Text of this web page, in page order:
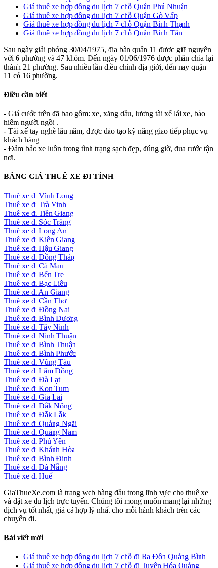
Giá thuê xe hợp đồng du lịch 7 chỗ Quận Phú Nhuận
Giá thuê xe hợp đồng du lịch 7 chỗ Quận Gò Vấp
Giá thuê xe hợp đồng du lịch 7 chỗ Quận Bình Thạnh
Giá thuê xe hợp đồng du lịch 7 chỗ Quận Bình Tân
Sau ngày giải phóng 30/04/1975, địa bàn quận 11 được giữ nguyên
với 6 phường và 47 khóm. Đến ngày 01/06/1976 được phân chia lại
thành 21 phường. Sau nhiều lần điều chỉnh địa giới, đến nay quận
11 có 16 phường.
Điều cần biết
- Giá cước trên đã bao gồm: xe, xăng dầu, lương tài xế lái xe, bảo
hiểm người ngồi .
- Tài xế tay nghề lâu năm, được đào tạo kỹ năng giao tiếp phục vụ
khách hàng.
- Đảm bảo xe luôn trong tình trạng sạch đẹp, đúng giờ, đưa rước tận
nơi.
BẢNG GIÁ THUÊ XE ĐI TỈNH
Thuê xe đi Vĩnh Long
Thuê xe đi Trà Vinh
Thuê xe đi Tiền Giang
Thuê xe đi Sóc Trăng
Thuê xe đi Long An
Thuê xe đi Kiên Giang
Thuê xe đi Hậu Giang
Thuê xe đi Đồng Tháp
Thuê xe đi Cà Mau
Thuê xe đi Bến Tre
Thuê xe đi Bạc Liêu
Thuê xe đi An Giang
Thuê xe đi Cần Thơ
Thuê xe đi Đồng Nai
Thuê xe đi Bình Dương
Thuê xe đi Tây Ninh
Thuê xe đi Ninh Thuận
Thuê xe đi Bình Thuận
Thuê xe đi Bình Phước
Thuê xe đi Vũng Tàu
Thuê xe đi Lâm Đồng
Thuê xe đi Đà Lạt
Thuê xe đi Kon Tum
Thuê xe đi Gia Lai
Thuê xe đi Đắk Nông
Thuê xe đi Đắk Lắk
Thuê xe đi Quảng Ngãi
Thuê xe đi Quảng Nam
Thuê xe đi Phú Yên
Thuê xe đi Khánh Hòa
Thuê xe đi Bình Định
Thuê xe đi Đà Nẵng
Thuê xe đi Huế
GiaThueXe.com là trang web hàng đầu trong lĩnh vực cho thuê xe
và đặt xe du lịch trực tuyến. Chúng tôi mong muốn mang lại những
dịch vụ tốt nhất, giá cả hợp lý nhất cho mỗi hành khách trên các
chuyến đi.
Bài viết mới
Giá thuê xe hợp đồng du lịch 7 chỗ đi Ba Đồn Quảng Bình
Giá thuê xe hợp đồng du lịch 7 chỗ đi Tuyên Hóa Quảng